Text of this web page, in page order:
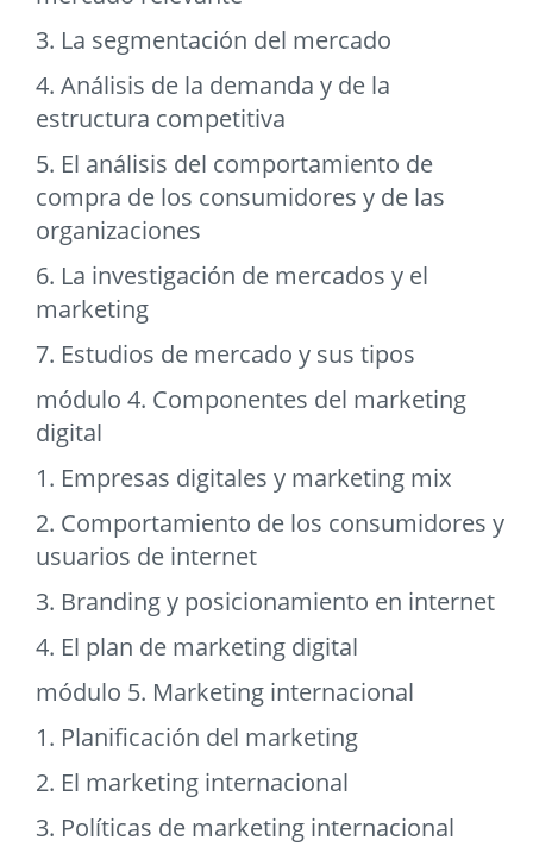
3. La segmentación del mercado
4. Análisis de la demanda y de la
estructura competitiva
5. El análisis del comportamiento de
compra de los consumidores y de las
organizaciones
6. La investigación de mercados y el
marketing
7. Estudios de mercado y sus tipos
módulo 4. Componentes del marketing
digital
1. Empresas digitales y marketing mix
2. Comportamiento de los consumidores y
usuarios de internet
3. Branding y posicionamiento en internet
4. El plan de marketing digital
módulo 5. Marketing internacional
1. Planificación del marketing
2. El marketing internacional
3. Políticas de marketing internacional